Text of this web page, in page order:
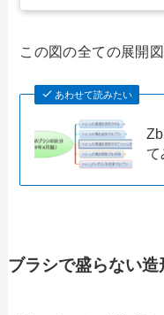
この図の全ての展開図
あわせて読みたい
て
ブラシで盛らない